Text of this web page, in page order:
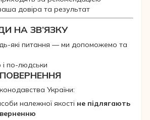
довіра та результат
НА ЗВ’ЯЗКУ
які питання — ми допоможемо та
по-людськи
України:
належної якості не підлягають